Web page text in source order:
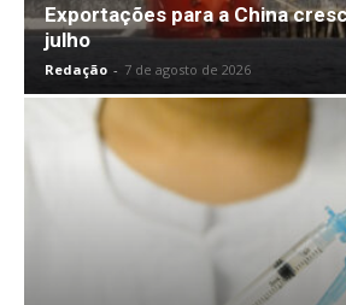
Exportações para a China
julho
Redação - 7 de agosto de 2026